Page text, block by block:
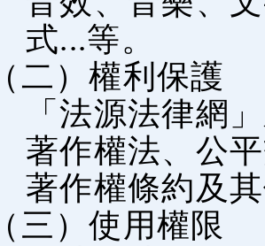
式...等。
（二）權利保護
「法源法律網
著作權法、公
著作權條約及
（三）使用權限